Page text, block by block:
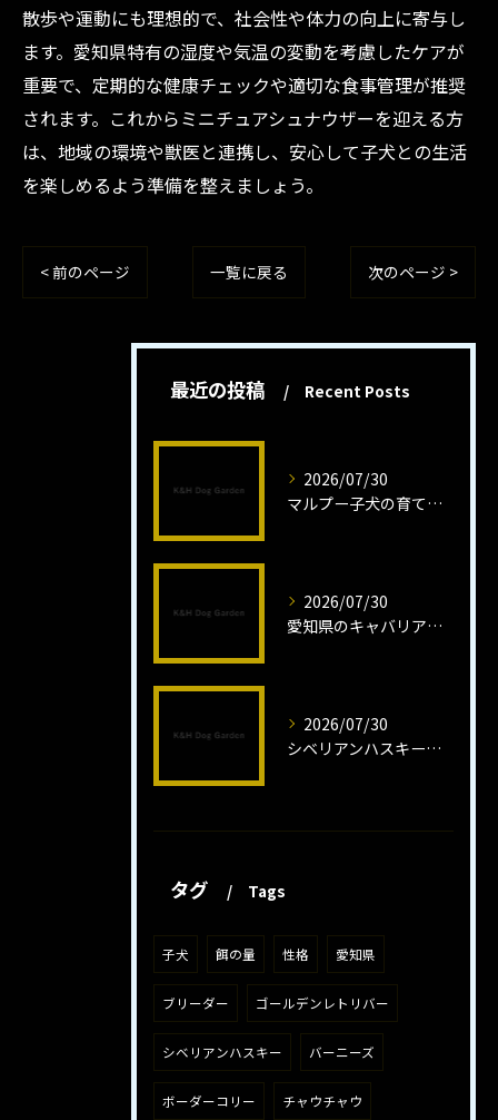
散歩や運動にも理想的で、社会性や体力の向上に寄与し
ます。愛知県特有の湿度や気温の変動を考慮したケアが
重要で、定期的な健康チェックや適切な食事管理が推奨
されます。これからミニチュアシュナウザーを迎える方
は、地域の環境や獣医と連携し、安心して子犬との生活
を楽しめるよう準備を整えましょう。
< 前のページ 一覧に戻る 次のページ >
最近の投稿 Recent Posts
2026/07/30
マルプー子犬の育て方と魅力解説
2026/07/30
愛知県のキャバリア子犬の魅力秘話
2026/07/30
シベリアンハスキー子犬の魅力と飼育法
タグ Tags
子犬 餌の量 性格 愛知県
ブリーダー ゴールデンレトリバー
シベリアンハスキー バーニーズ
ボーダーコリー チャウチャウ